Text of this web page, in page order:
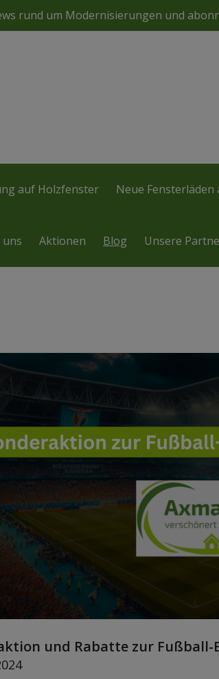
rund um Modernisierungen und
auf Holzfenster Neue Fensterläden
Aktionen Blog Unsere
und Rabatte zur Fußball-